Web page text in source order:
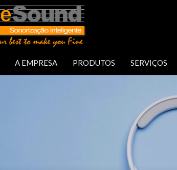
A EMPRESA PRODUTOS SERVIÇOS